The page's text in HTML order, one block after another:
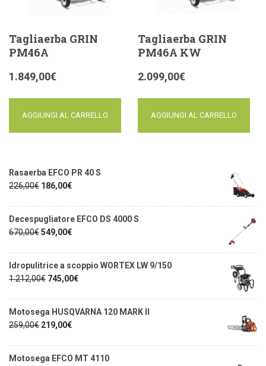
Tagliaerba GRIN
PM46A
1.849,00€
AGGIUNGI AL CARRELLO
Tagliaerba GRIN
PM46A KW
2.099,00€
AGGIUNGI AL CARRELLO
Rasaerba EFCO PR 40 S
226,00€ 186,00€
Decespugliatore EFCO DS 4000 S
670,00€549,00€
Idropulitrice a scoppio WORTEX LW 9/150
1.212,00€ 745,00€
Motosega HUSQVARNA 120 MARK II
259,00€ 219,00€
Motosega EFCO MT 4110